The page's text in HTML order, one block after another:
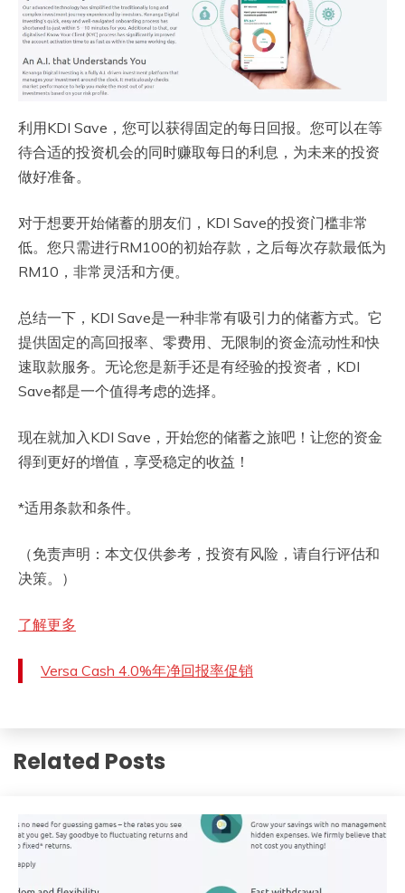
利用KDI Save，您可以获得固定的每日回报。您可以在等
待合适的投资机会的同时赚取每日的利息，为未来的投资
做好准备。
对于想要开始储蓄的朋友们，KDI Save的投资门槛非常
低。您只需进行RM100的初始存款，之后每次存款最低为
RM10，非常灵活和方便。
总结一下，KDI Save是一种非常有吸引力的储蓄方式。它
提供固定的高回报率、零费用、无限制的资金流动性和快
速取款服务。无论您是新手还是有经验的投资者，KDI
Save都是一个值得考虑的选择。
现在就加入KDI Save，开始您的储蓄之旅吧！让您的资金
得到更好的增值，享受稳定的收益！
*适用条款和条件。
（免责声明：本文仅供参考，投资有风险，请自行评估和
决策。）
了解更多
Versa Cash 4.0%年净回报率促销
Related Posts